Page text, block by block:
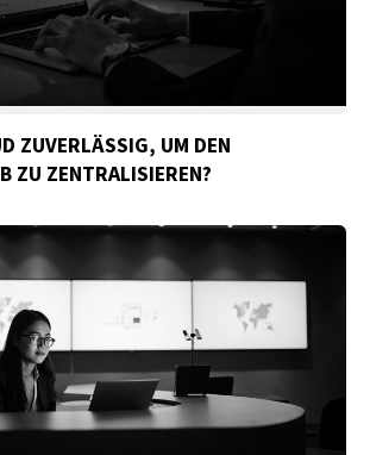
ZUVERLÄSSIG, UM DEN
ZU ZENTRALISIEREN?